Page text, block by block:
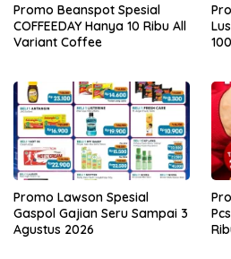
Promo Beanspot Spesial
COFFEEDAY Hanya 10 Ribu All
Variant Coffee
Promo Lawson Spesial
Gaspol Gajian Seru Sampai 3
Agustus 2026